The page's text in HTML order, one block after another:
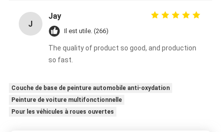
J
Jay
Il est utile. (266)
The quality of product so good, and production
so fast.
Couche de base de peinture automobile anti-oxydation
Peinture de voiture multifonctionnelle
Pour les véhicules à roues ouvertes